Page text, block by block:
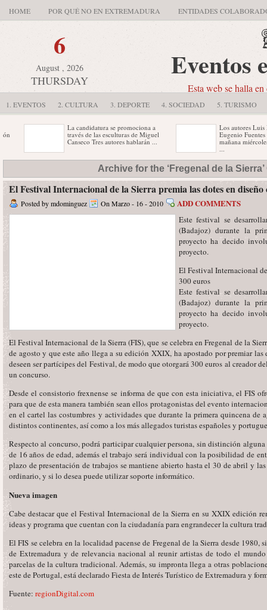
HOME POR QUÉ NO EN EXTREMADURA ENTIDADES
6
August , 2026
THURSDAY Eventos
Esta web se halla
1. EVENTOS 2. CULTURA 3. DEPORTE 4. SOCIEDAD 5. TURISMO
La candidatura se promociona a
través de las esculturas de Miguel
Canseco Tres autores hablarán ...
Los autores Luis
Eugenio Fuentes
mañana miércoles,
El presidente de la Junta de
Extremadura, Guillermo Fernández
Vara, inaugurará hoy miércoles el
Congreso ...
Moraleja acogerá
iniciación a la
de matriculación
pueden participar los alumnos de 1º
y 2º de ESO ...
Archive for the ‘Fregenal de la
El Festival Internacional de la Sierra premia las dotes en diseño
Posted by mdominguez On Marzo - 16 - 2010 ADD COMMENTS
Este festival se
(Badajoz) durante la
proyecto ha decido
proyecto.
El Festival Internacional
300 euros
Este festival se
(Badajoz) durante la
proyecto ha decido
proyecto.
El Festival Internacional de la Sierra (FIS), que se celebra en Fregenal de la
de agosto y que este año llega a su edición XXIX, ha apostado por premiar las
deseen ser partícipes del Festival, de modo que otorgará 300 euros al creador
un concurso.
Desde el consistorio frexnense se informa de que con esta iniciativa, el FIS
para que de esta manera también sean ellos protagonistas del evento
en el cartel las costumbres y actividades que durante la primera quincena de
distintos continentes, así como a los más allegados turistas españoles y
Respecto al concurso, podrá participar cualquier persona, sin distinción
de 16 años de edad, además el trabajo será individual con la posibilidad de
plazo de presentación de trabajos se mantiene abierto hasta el 30 de abril y
ordinario, y si lo desea puede utilizar soporte informático.
Nueva imagen
Cabe destacar que el Festival Internacional de la Sierra en su XXIX edición
ideas y programa que cuentan con la ciudadanía para engrandecer la cultura
El FIS se celebra en la localidad pacense de Fregenal de la Sierra desde 1980,
de Extremadura y de relevancia nacional al reunir artistas de todo el
parcelas de la cultura tradicional. Además, su impronta llega a otras
este de Portugal, está declarado Fiesta de Interés Turístico de Extremadura y
Fuente: regionDigital.com